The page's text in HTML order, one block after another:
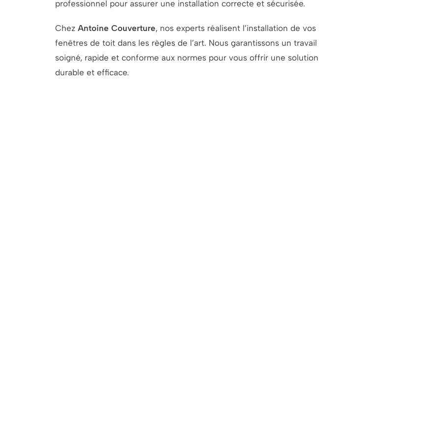
professionnel pour assurer une installation correcte et sécurisée.
Chez Antoine Couverture, nos experts réalisent l’installation de vos
fenêtres de toit dans les règles de l’art. Nous garantissons un travail
soigné, rapide et conforme aux normes pour vous offrir une solution
durable et efficace.